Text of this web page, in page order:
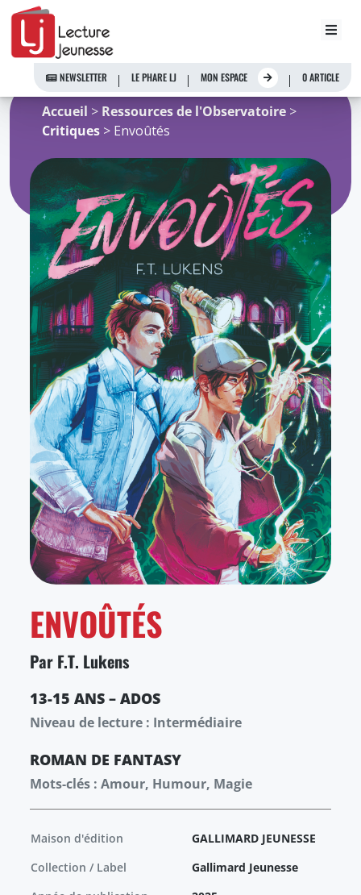
Aller
contenu
NEWSLETTER LE PHARE LJ MON ESPACE 0 ARTICLE
Accueil > Ressources de l'Observatoire >
Critiques > Envoûtés
ENVOÛTÉS
Par F.T. Lukens
13-15 ANS – ADOS
Niveau de lecture : Intermédiaire
ROMAN DE FANTASY
Mots-clés : Amour, Humour, Magie
Maison d'édition
GALLIMARD JEUNESSE
Collection / Label
Gallimard Jeunesse